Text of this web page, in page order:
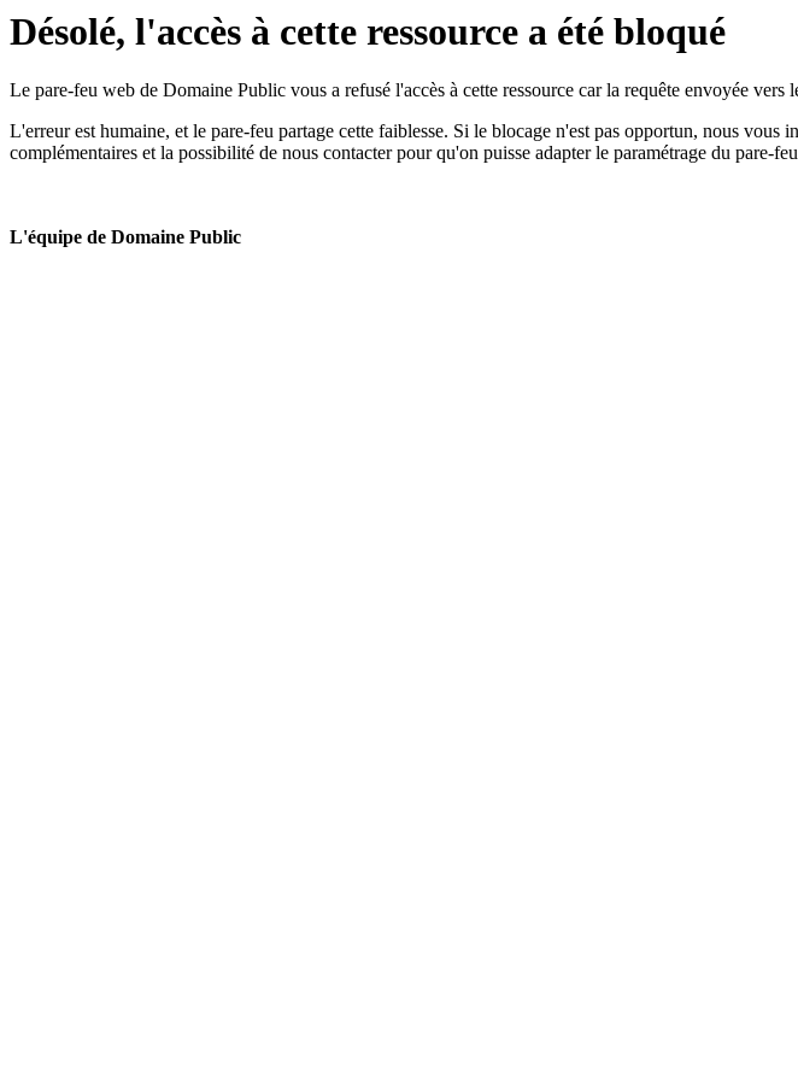
Désolé, l'accès à cette ressource a été bloqué
Le pare-feu web de Domaine Public vous a refusé l'accès à cette ressource car la requête envoyée vers
L'erreur est humaine, et le pare-feu partage cette faiblesse. Si le blocage n'est pas opportun, nous vous
complémentaires et la possibilité de nous contacter pour qu'on puisse adapter le paramétrage du pare-
L'équipe de Domaine Public